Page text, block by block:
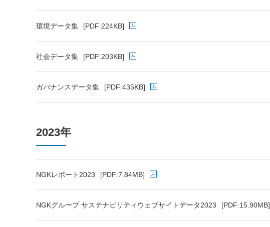
環境データ集 [PDF:224KB]
社会データ集 [PDF:203KB]
ガバナンスデータ集 [PDF:435KB]
2023年
NGKレポート2023 [PDF:7.84MB]
NGKグループ サステナビリティウェブサイトデータ2023 [PDF:15.90MB]